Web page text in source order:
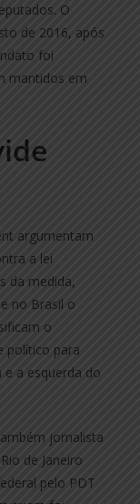
O
de 2016, após
foi
mantidos em
argumentam
a lei
da medida,
no Brasil o
o
político para
a esquerda do
jornalista
de Janeiro
pelo PDT